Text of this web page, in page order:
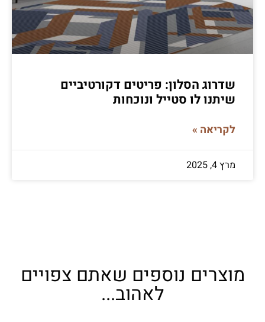
שדרוג הסלון: פריטים דקורטיביים
שיתנו לו סטייל ונוכחות
לקריאה »
מרץ 4, 2025
מוצרים נוספים שאתם צפויים
לאהוב...